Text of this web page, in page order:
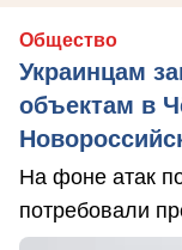
Общество
Украинцам
объектам в
На фоне атак
потребовали